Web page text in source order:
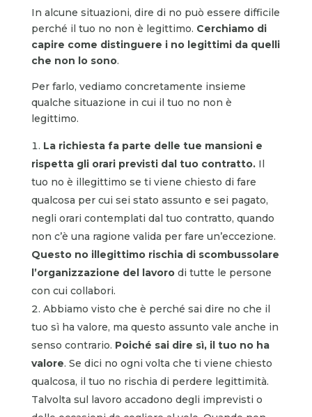
In alcune situazioni, dire di no può essere difficile
perché il tuo no non è legittimo. Cerchiamo di
capire come distinguere i no legittimi da quelli
che non lo sono.
Per farlo, vediamo concretamente insieme
qualche situazione in cui il tuo no non è
legittimo.
La richiesta fa parte delle tue mansioni e
rispetta gli orari previsti dal tuo contratto. Il
tuo no è illegittimo se ti viene chiesto di fare
qualcosa per cui sei stato assunto e sei pagato,
negli orari contemplati dal tuo contratto, quando
non c’è una ragione valida per fare un’eccezione.
Questo no illegittimo rischia di scombussolare
l’organizzazione del lavoro di tutte le persone
con cui collabori.
Abbiamo visto che è perché sai dire no che il
tuo sì ha valore, ma questo assunto vale anche in
senso contrario. Poiché sai dire sì, il tuo no ha
valore. Se dici no ogni volta che ti viene chiesto
qualcosa, il tuo no rischia di perdere legittimità.
Talvolta sul lavoro accadono degli imprevisti o